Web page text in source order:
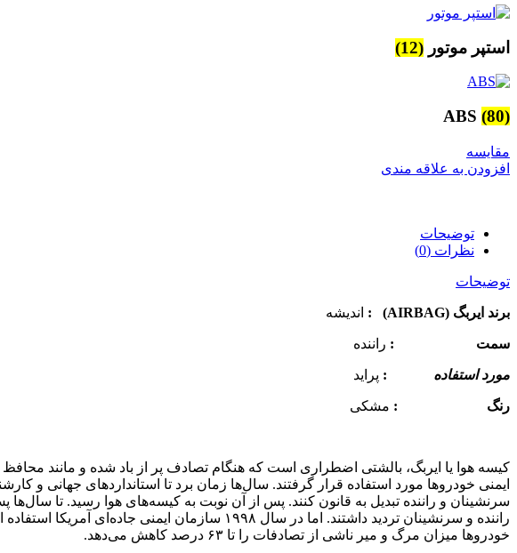
استپر موتور (12)
ABS (80)
مقایسه
افزودن به علاقه مندی
توضیحات
نظرات (0)
توضیحات
برند ایربگ (AIRBAG) : اندیشه
سمت : راننده
مورد استفاده : پراید
رنگ : مشکی
کیسه‌ هوا یا ایربگ، بالشتی اضطراری است که هنگام تصادف پر از باد شده و مانند
ایمنی خودروها مورد استفاده قرار گرفتند. سال‌ها زمان برد تا استانداردهای جهانی و
سرنشینان و راننده تبدیل به قانون کنند. پس از آن نوبت به کیسه‌های هوا رسید. تا
راننده و سرنشینان تردید داشتند. اما در سال ۱۹۹۸
خودروها میزان مرگ و میر ناشی از تصادفات را تا ۶۳ درصد کاهش می‌دهد.